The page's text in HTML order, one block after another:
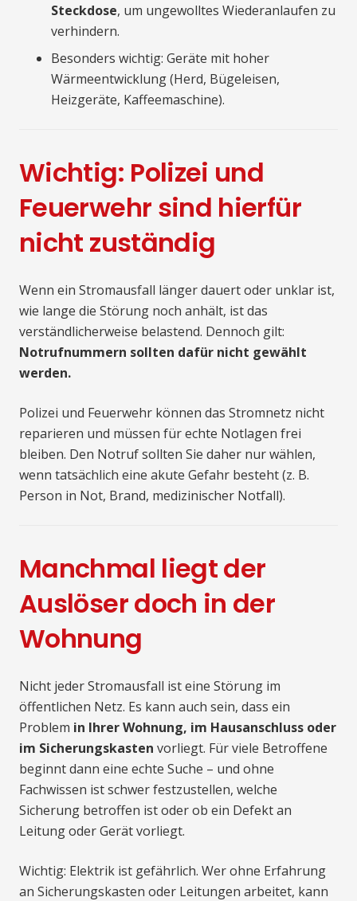
Steckdose, um ungewolltes Wiederanlaufen zu
verhindern.
Besonders wichtig: Geräte mit hoher
Wärmeentwicklung (Herd, Bügeleisen,
Heizgeräte, Kaffeemaschine).
Wichtig: Polizei und
Feuerwehr sind hierfür
nicht zuständig
Wenn ein Stromausfall länger dauert oder unklar ist,
wie lange die Störung noch anhält, ist das
verständlicherweise belastend. Dennoch gilt:
Notrufnummern sollten dafür nicht gewählt
werden.
Polizei und Feuerwehr können das Stromnetz nicht
reparieren und müssen für echte Notlagen frei
bleiben. Den Notruf sollten Sie daher nur wählen,
wenn tatsächlich eine akute Gefahr besteht (z. B.
Person in Not, Brand, medizinischer Notfall).
Manchmal liegt der
Auslöser doch in der
Wohnung
Nicht jeder Stromausfall ist eine Störung im
öffentlichen Netz. Es kann auch sein, dass ein
Problem in Ihrer Wohnung, im Hausanschluss oder
im Sicherungskasten vorliegt. Für viele Betroffene
beginnt dann eine echte Suche – und ohne
Fachwissen ist schwer festzustellen, welche
Sicherung betroffen ist oder ob ein Defekt an
Leitung oder Gerät vorliegt.
Wichtig: Elektrik ist gefährlich. Wer ohne Erfahrung
an Sicherungskasten oder Leitungen arbeitet, kann